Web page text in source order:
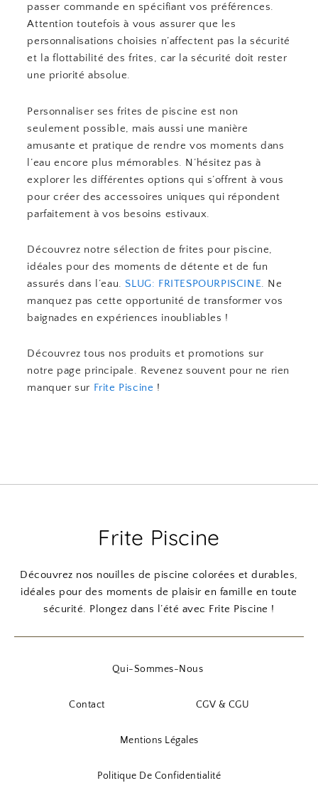
passer commande en spécifiant vos préférences.
Attention toutefois à vous assurer que les
personnalisations choisies n’affectent pas la sécurité
et la flottabilité des frites, car la sécurité doit rester
une priorité absolue.
Personnaliser ses frites de piscine est non
seulement possible, mais aussi une manière
amusante et pratique de rendre vos moments dans
l’eau encore plus mémorables. N’hésitez pas à
explorer les différentes options qui s’offrent à vous
pour créer des accessoires uniques qui répondent
parfaitement à vos besoins estivaux.
Découvrez notre sélection de frites pour piscine,
idéales pour des moments de détente et de fun
assurés dans l’eau. SLUG: FRITESPOURPISCINE. Ne
manquez pas cette opportunité de transformer vos
baignades en expériences inoubliables !
Découvrez tous nos produits et promotions sur
notre page principale. Revenez souvent pour ne rien
manquer sur Frite Piscine !
Frite Piscine
Découvrez nos nouilles de piscine colorées et durables,
idéales pour des moments de plaisir en famille en toute
sécurité. Plongez dans l’été avec Frite Piscine !
Qui-Sommes-Nous
Contact CGV & CGU
Mentions Légales
Politique De Confidentialité